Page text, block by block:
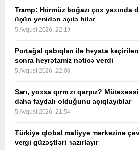
Tramp: Hörmüz boğazı çox yaxında
üçün yenidən açıla bilər
5 Avqust 2026, 22:19
Portağal qabıqları ilə həyata
sonra heyrətamiz nəticə verdi
5 Avqust 2026, 22:08
Sarı, yoxsa qırmızı qarpız?
daha faydalı olduğunu açıqlayıblar
5 Avqust 2026, 21:54
Türkiyə qlobal maliyyə mərkəzinə
vergi güzəştləri hazırlayır